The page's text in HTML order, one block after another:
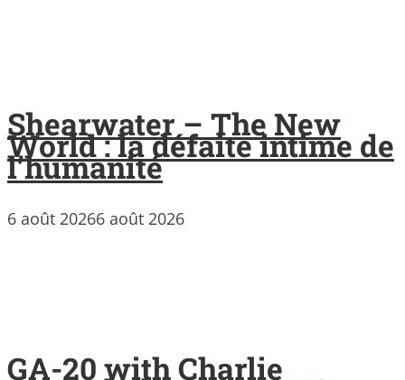
Shearwater – The New
World : la défaite intime de
l’humanité
6 août 20266 août 2026
GA-20 with Charlie